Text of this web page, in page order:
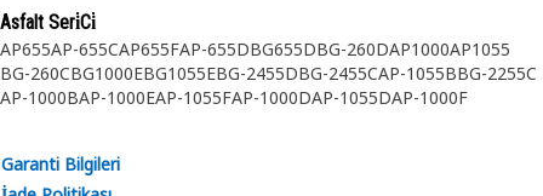
Asfalt Seri̇Ci̇
AP655AP-655CAP655FAP-655DBG655DBG-260DAP1000AP1055
BG-260CBG1000EBG1055EBG-2455DBG-2455CAP-1055BBG-2255C
AP-1000BAP-1000EAP-1055FAP-1000DAP-1055DAP-1000F
Garanti Bilgileri